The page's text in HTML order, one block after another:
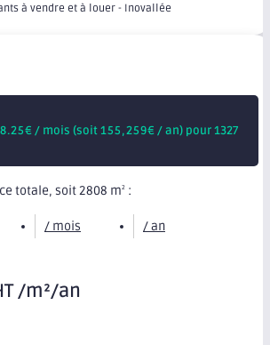
à vendre et à louer - Inovallée
€ / mois (soit155,259€ / an) pour 1327
totale, soit 2808 m2 :
/ mois / an
/m²/an